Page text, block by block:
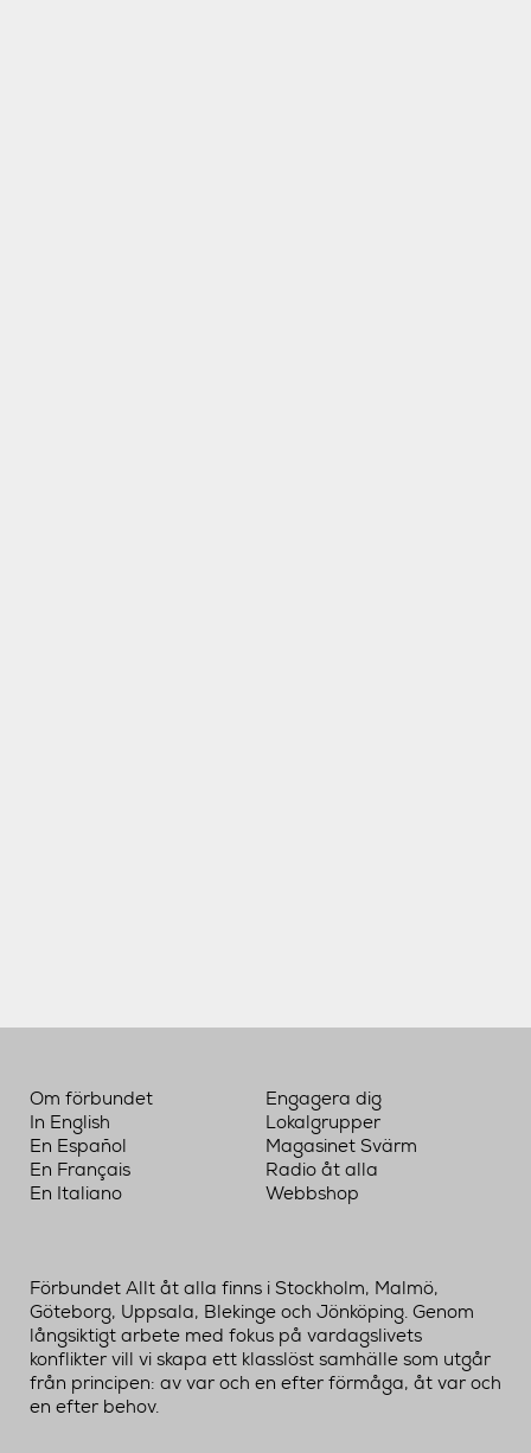
Om förbundet
In English
En Español
En Français
En Italiano
Engagera dig
Lokalgrupper
Magasinet Svärm
Radio åt alla
Webbshop
Förbundet Allt åt alla finns i Stockholm, Malmö,
Göteborg, Uppsala, Blekinge och Jönköping. Genom
långsiktigt arbete med fokus på vardagslivets
konflikter vill vi skapa ett klasslöst samhälle som utgår
från principen: av var och en efter förmåga, åt var och
en efter behov.